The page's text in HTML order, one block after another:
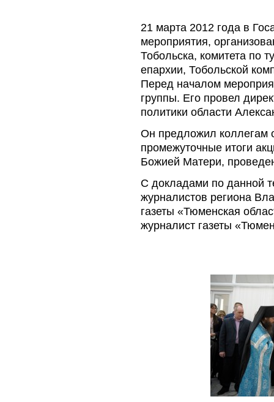
21 марта 2012 года в
мероприятия,
Тобольска, комитета по
епархии, Тобольской
Перед началом
группы. Его провел
политики области
Он предложил коллегам
промежуточные итоги
Божией Матери,
С докладами по данной
журналистов региона
газеты «Тюменская
журналист газеты